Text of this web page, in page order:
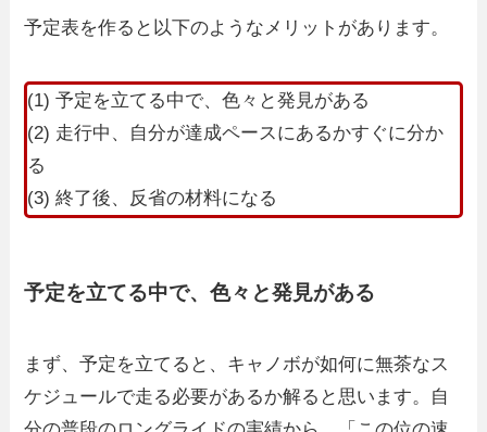
予定表を作ると以下のようなメリットがあります。
(1) 予定を立てる中で、色々と発見がある
(2) 走行中、自分が達成ペースにあるかすぐに分か
る
(3) 終了後、反省の材料になる
予定を立てる中で、色々と発見がある
まず、予定を立てると、キャノボが如何に無茶なス
ケジュールで走る必要があるか解ると思います。自